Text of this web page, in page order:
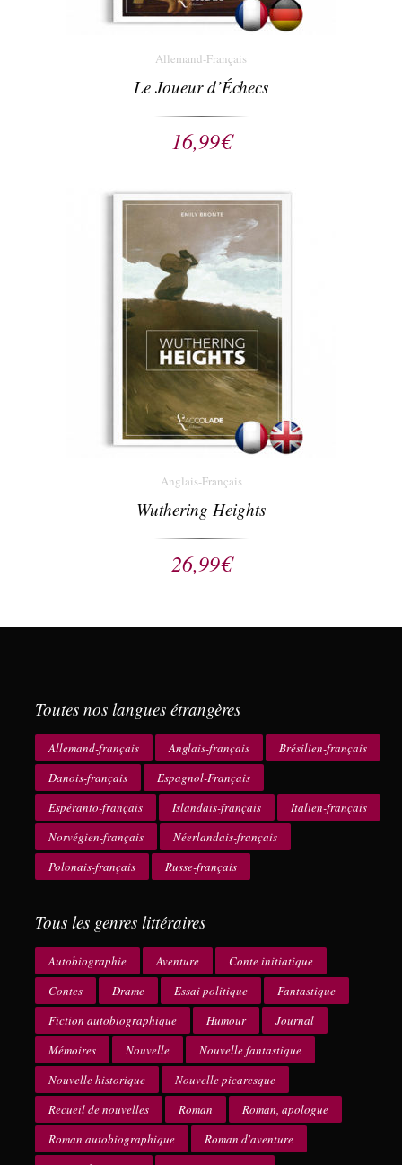
Allemand-Français
Le Joueur d’Échecs
16,99€
Anglais-Français
Wuthering Heights
26,99€
Toutes nos langues étrangères
Allemand-français Anglais-français
Brésilien-français
Danois-français
Espagnol-Français
Espéranto-français
Islandais-français
Italien-français
Norvégien-français
Néerlandais-français
Polonais-français
Russe-français
Tous les genres littéraires
Autobiographie Aventure
Conte initiatique
Contes
Drame Essai politique
Fantastique
Fiction autobiographique
Humour
Journal
Mémoires
Nouvelle
Nouvelle fantastique
Nouvelle historique
Nouvelle picaresque
Recueil de nouvelles
Roman
Roman, apologue
Roman autobiographique
Roman d'aventure